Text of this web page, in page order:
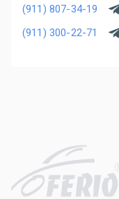
(911) 807-34-19
(911) 300-22-71